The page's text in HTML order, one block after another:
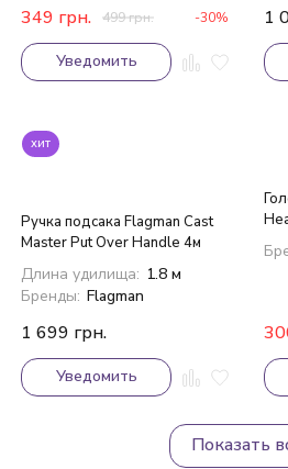
349 грн. 499грн. -30%
Уведомить
1
хит
Ручка подсака Flagman Cast
Master Put Over Handle 4м
Длина удилища: 1.8 м
Бренды: Flagman
1 699 грн.
Уведомить
Показать